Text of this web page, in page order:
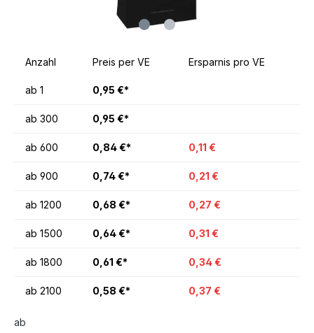
Anzahl Preis per VE Ersparnis pro VE
ab 1 0,95 €*
ab 300 0,95 €*
ab 600 0,84 €* 0,11 €
ab 900 0,74 €* 0,21 €
ab 1200 0,68 €* 0,27 €
ab 1500 0,64 €* 0,31 €
ab 1800 0,61 €* 0,34 €
ab 2100 0,58 €* 0,37 €
ab